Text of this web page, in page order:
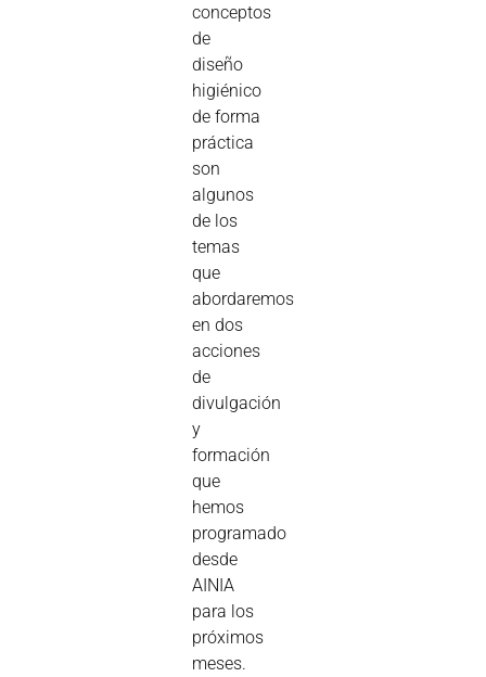
conceptos
de
diseño
higiénico
de forma
práctica
son
algunos
de los
temas
que
abordaremos
en dos
acciones
de
divulgación
y
formación
que
hemos
programado
desde
AINIA
para los
próximos
meses.